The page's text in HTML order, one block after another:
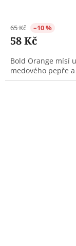
65 Kč –10 %
58 Kč
Bold Orange mísí
medového pepře